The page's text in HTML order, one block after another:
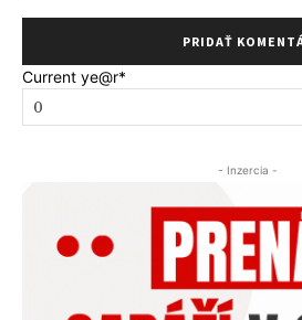
Current ye@r*
- Inzercia -